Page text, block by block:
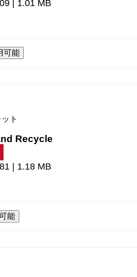
| 1.01 MB
可能
ト
Recycle
| 1.18 MB
能